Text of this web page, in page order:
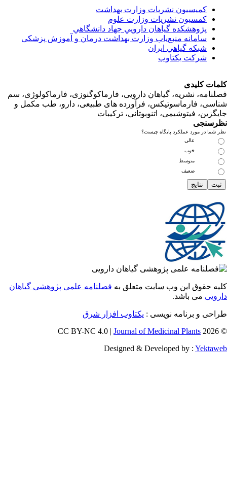
کمیسیون نشریات وزارت بهداشت
کمسیون نشریات وزارت علوم
پژوهشكده گياهان دارويي جهاد دانشگاهي
سامانه منبع‌ياب وزارت بهداشت درمان و آموزش پزشکی
شبكه گياهي ايران
شرکت یکتاوب
کلیدی
نشریه، گیاهان دارویی، فارماکوگنوزی، فارماکولوژی، سم
فارماسوتیکس، فرآورده های طبیعی، دارو، طب مکمل و
فیتوشیمی، اتنوبوتانی، ترکیبات
در مورد عملکرد پایگاه چیست؟
متوسط
ضعیف
حقوق این وب سایت متعلق بهفصلنامه علمی پژوهشی گیاهان
می باشد.
و برنامه نویسی :یکتاوب افزار شرق
Journal of Medicinal Plants
Designed & Developed by :